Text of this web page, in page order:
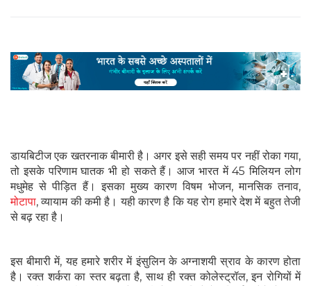
डायबिटीज एक खतरनाक बीमारी है। अगर इसे सही समय पर नहीं रोका गया,
तो इसके परिणाम घातक भी हो सकते हैं। आज भारत में 45 मिलियन लोग
मधुमेह से पीड़ित हैं। इसका मुख्य कारण विषम भोजन, मानसिक तनाव,
मोटापा, व्यायाम की कमी है। यही कारण है कि यह रोग हमारे देश में बहुत तेजी
से बढ़ रहा है।
इस बीमारी में, यह हमारे शरीर में इंसुलिन के अग्नाशयी स्राव के कारण होता
है। रक्त शर्करा का स्तर बढ़ता है, साथ ही रक्त कोलेस्ट्रॉल, इन रोगियों में